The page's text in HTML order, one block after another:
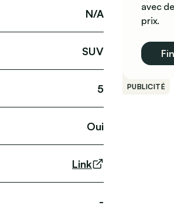
N/A
SUV
5
Oui
Link
-
avec
prix.
PUBLICITÉ